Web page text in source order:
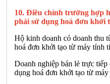
10. Điều chỉnh trường hợp
phải sử dụng hoá đơn khởi
Hộ kinh doanh có doanh thu
hoá đơn khởi tạo từ máy tính
Doanh nghiệp bán lẻ trực
dụng hoá đơn khởi tạo từ